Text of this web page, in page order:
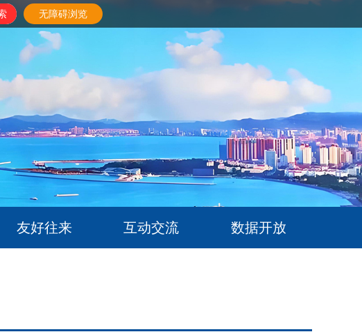
无障碍浏览
友好往来 互动交流 数据开放